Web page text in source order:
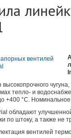
высокопрочного
тепло- и
+400 °С.
обладают
по штоку, а также не
вентилей